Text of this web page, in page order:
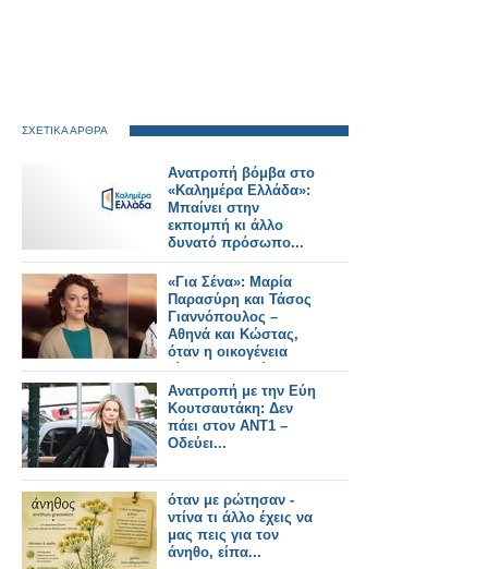
ΣΧΕΤΙΚΑ ΑΡΘΡΑ
Ανατροπή βόμβα στο
«Καλημέρα Ελλάδα»:
Μπαίνει στην
εκπομπή κι άλλο
δυνατό πρόσωπο...
«Για Σένα»: Μαρία
Παρασύρη και Τάσος
Γιαννόπουλος –
Αθηνά και Κώστας,
όταν η οικογένεια
γίνεται καταφύγιο
Ανατροπή με την Εύη
Κουτσαυτάκη: Δεν
πάει στον ΑΝΤ1 –
Οδεύει...
όταν με ρώτησαν -
ντίνα τι άλλο έχεις να
μας πεις για τον
άνηθο, είπα...